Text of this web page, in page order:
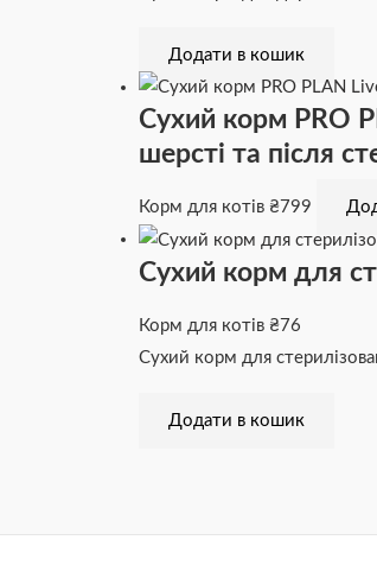
Додати в кошик
Сухий корм PRO
шерсті та після
Корм для котів ₴799
Сухий корм для
Корм для котів ₴76
Сухий корм для
Додати в кошик